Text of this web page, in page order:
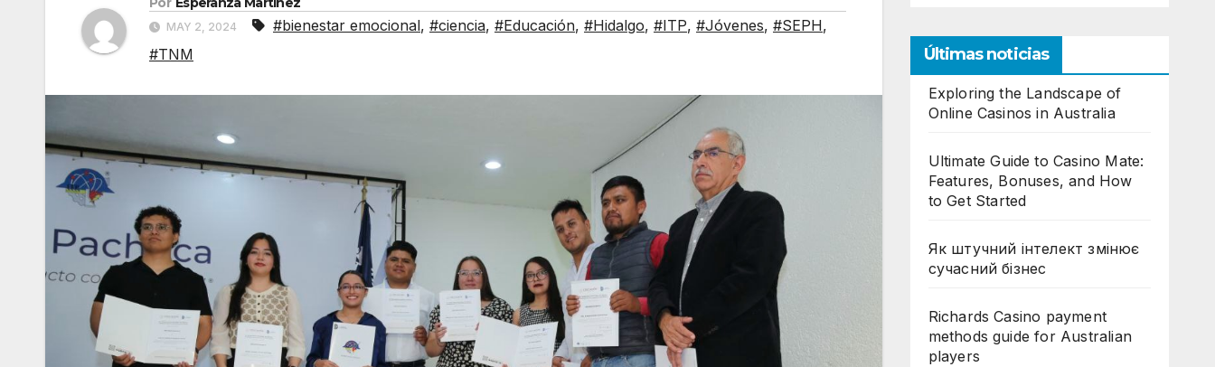
MAY 2, 2024 #bienestar emocional, #ciencia, #Educación, #Hidalgo, #ITP, #Jóvenes, #SEPH,
#TNM
Últimas noticias
Exploring the Landscape of
Online Casinos in Australia
Ultimate Guide to Casino Mate:
Features, Bonuses, and How
to Get Started
Як штучний інтелект змінює
сучасний бізнес
Richards Casino payment
methods guide for Australian
players